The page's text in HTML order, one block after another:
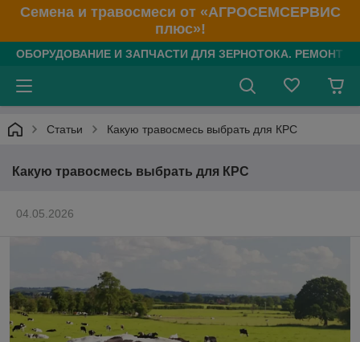
Семена и травосмеси от «АГРОСЕМСЕРВИС
плюс»!
ОБОРУДОВАНИЕ И ЗАПЧАСТИ ДЛЯ ЗЕРНОТОКА. РЕМОНТ
Статьи Какую травосмесь выбрать для КРС
Какую травосмесь выбрать для КРС
04.05.2026